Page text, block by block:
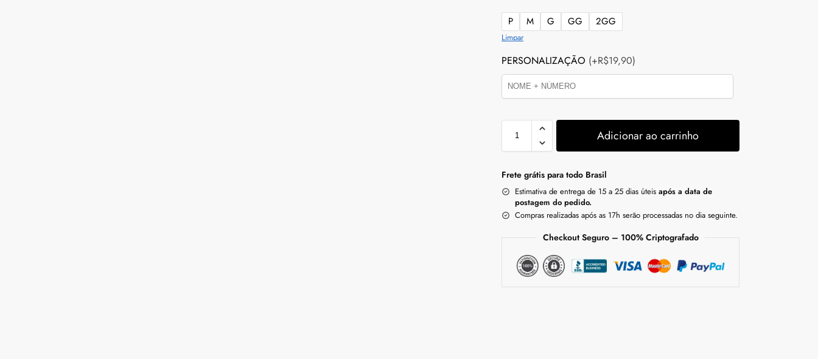
P M G GG 2GG
Limpar
PERSONALIZAÇÃO (+R$19,90)
Adicionar ao carrinho
Frete grátis para todo Brasil
Estimativa de entrega de 15 a 25 dias úteisapós a data de
postagem do pedido.
Compras realizadas após as 17h serão processadas no dia seguinte.
Checkout Seguro – 100% Criptografado